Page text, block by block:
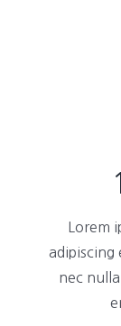
Lorem
adipiscing
nec